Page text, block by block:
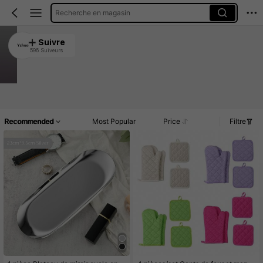
Recherche en magasin
Yzhuo
4.93
Suivre
596 Suiveurs
Recommended Most Popular Price Filtre